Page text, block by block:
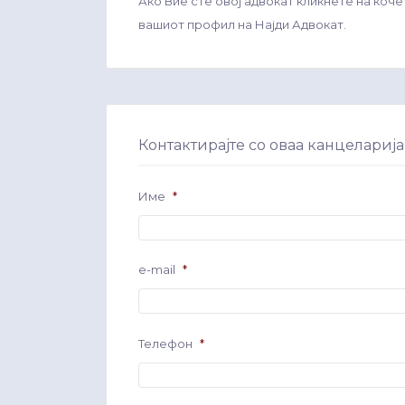
вашиот профил на Најди Адвокат.
Контактирајте со оваа канцеларија
Име *
e-mail *
Телефон *